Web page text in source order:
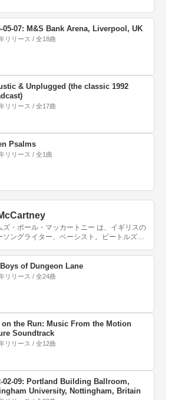
05-07: M&S Bank Arena, Liverpool, UK
リリース / 全18曲
& Unplugged (the classic 1992
リリース / 全17曲
Psalms
リリース / 全1曲
ズ・ポール・マッカートニー は、イギリスの
ソングライター、ベーシスト。ビートルズの
ファーストネームも同じくジェイムズである
…
of Dungeon Lane
リリース / 全24曲
on the Run: Music From the Motion
Soundtrack
リリース / 全12曲
02-09: Portland Building Ballroom,
University, Nottingham, Britain